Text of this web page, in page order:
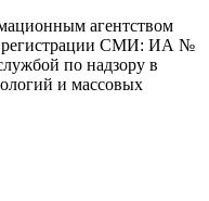
агентством
регистрации СМИ: ИА №
по надзору в
и массовых